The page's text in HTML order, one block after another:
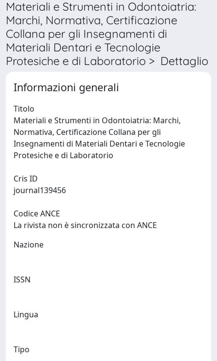
Materiali e Strumenti in Odontoiatria:
Marchi, Normativa, Certificazione
Collana per gli Insegnamenti di
Materiali Dentari e Tecnologie
Protesiche e di Laboratorio > Dettaglio
Informazioni generali
Titolo
Materiali e Strumenti in Odontoiatria: Marchi,
Normativa, Certificazione Collana per gli
Insegnamenti di Materiali Dentari e Tecnologie
Cris ID
Codice ANCE
La rivista non è sincronizzata con ANCE
Nazione
ISSN
Lingua
Tipo